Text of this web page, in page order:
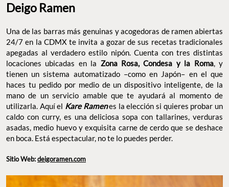
Deigo Ramen
Una de las barras más genuinas y acogedoras de ramen abiertas
24/7 en la CDMX te invita a gozar de sus recetas tradicionales
apegadas al verdadero estilo nipón. Cuenta con tres distintas
locaciones ubicadas en la Zona Rosa, Condesa y la Roma, y
tienen un sistema automatizado –como en Japón– en el que
haces tu pedido por medio de un dispositivo inteligente, de la
mano de un servicio amable que te ayudará al momento de
utilizarla. Aquí el Kare Ramenes la elección si quieres probar un
caldo con curry, es una deliciosa sopa con tallarines, verduras
asadas, medio huevo y exquisita carne de cerdo que se deshace
en boca. Está espectacular, no te lo puedes perder.
Sitio Web:deigoramen.com